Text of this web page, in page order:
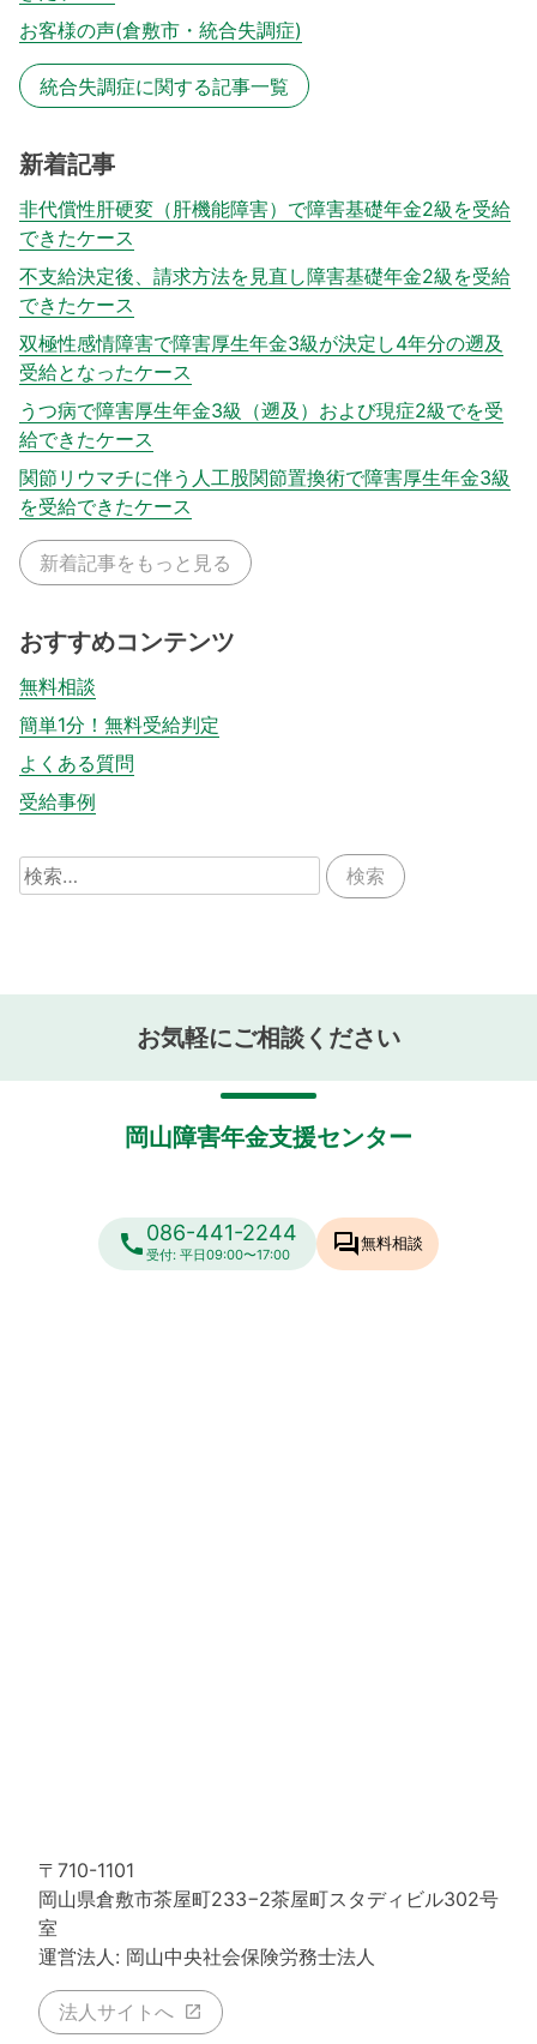
お客様の声(倉敷市・統合失調症)
統合失調症に関する記事一覧
新着記事
非代償性肝硬変（肝機能障害）で障害基礎年金2級を受給
できたケース
不支給決定後、請求方法を見直し障害基礎年金2級を受給
できたケース
双極性感情障害で障害厚生年金3級が決定し4年分の遡及
受給となったケース
うつ病で障害厚生年金3級（遡及）および現症2級でを受
給できたケース
関節リウマチに伴う人工股関節置換術で障害厚生年金3級
を受給できたケース
新着記事をもっと見る
おすすめコンテンツ
無料相談
簡単1分！無料受給判定
よくある質問
受給事例
検
索:
お気軽にご相談ください
岡山障害年金支援センター
call086-441-2244
受付: 平日09:00〜17:00 forum無料相談
〒710-1101
岡山県倉敷市茶屋町233−2茶屋町スタディビル302号
室
運営法人: 岡山中央社会保険労務士法人
法人サイトへ